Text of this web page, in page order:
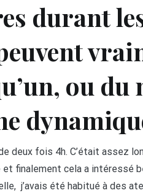
durant
ou du
deux fois 4h. C’était assez
et finalement cela a intéressé
j’avais été habitué à des